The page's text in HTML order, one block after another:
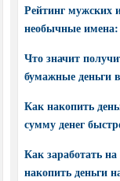
Рейтинг мужских
необычные имена:
Что значит
бумажные
Как накопить
сумму денег
Как заработать
накопить деньги